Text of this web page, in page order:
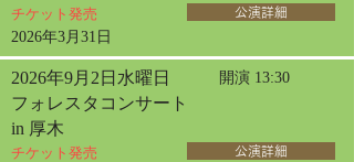
チケット発売
2026年3月31日
公演詳細
2026年9月2日水曜日 開演 13:30
フォレスタコンサート
in 厚木
チケット発売
公演詳細